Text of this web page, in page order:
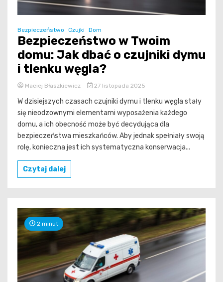
Bezpieczeństwo Czujki Dom
Bezpieczeństwo w Twoim
domu: Jak dbać o czujniki dymu
i tlenku węgla?
Maciej Błaszkiewicz 27 listopada 2025
W dzisiejszych czasach czujniki dymu i tlenku węgla stały
się nieodzownymi elementami wyposażenia każdego
domu, a ich obecność może być decydująca dla
bezpieczeństwa mieszkańców. Aby jednak spełniały swoją
rolę, konieczna jest ich systematyczna konserwacja...
Czytaj dalej
2 minut